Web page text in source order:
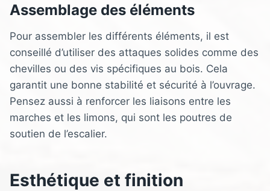
Assemblage des éléments
Pour assembler les différents éléments, il est
conseillé d’utiliser des attaques solides comme des
chevilles ou des vis spécifiques au bois. Cela
garantit une bonne stabilité et sécurité à l’ouvrage.
Pensez aussi à renforcer les liaisons entre les
marches et les limons, qui sont les poutres de
soutien de l’escalier.
Esthétique et finition